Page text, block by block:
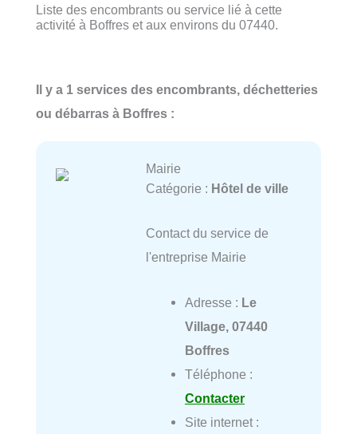
Liste des encombrants ou service lié à cette
activité à Boffres et aux environs du 07440.
Il y a 1 services des encombrants, déchetteries
ou débarras à Boffres :
Mairie
Catégorie : Hôtel de ville
Contact du service de
l'entreprise Mairie
Adresse : Le
Village, 07440
Boffres
Téléphone :
Contacter
Site internet :